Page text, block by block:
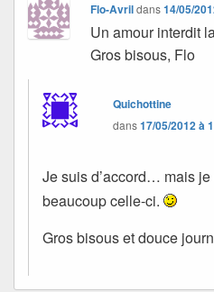
Flo-Avrildans14/05/
Un amour interdit
Gros bisous, Flo
Quichottine
dans17/05/2012 à
Je suis d’accord… mais je
beaucoup celle-ci.
Gros bisous et douce